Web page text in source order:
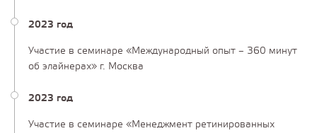
2023 год
Участие в семинаре «Международный опыт – 360 минут
об элайнерах» г. Москва
2023 год
Участие в семинаре «Менеджмент ретинированных